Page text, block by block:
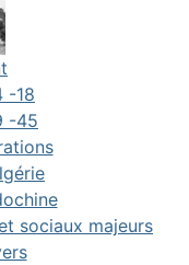
-18
-45
sociaux majeurs